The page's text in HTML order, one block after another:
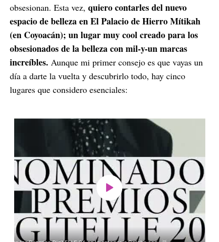
obsesionan. Esta vez, quiero contarles del nuevo
espacio de belleza en El Palacio de Hierro Mítikah
(en Coyoacán); un lugar muy cool creado para los
obsesionados de la belleza con mil-y-un marcas
increíbles. Aunque mi primer consejo es que vayas un
día a darte la vuelta y descubrirlo todo, hay cinco
lugares que considero esenciales: